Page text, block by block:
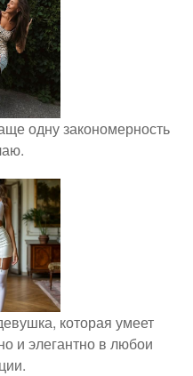
одну закономерность
которая умеет
и элегантно в любои